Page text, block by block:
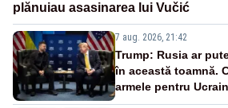
plănuiau asasinarea lui Vučić
7 aug. 2026, 21:42
Trump: Rusia ar
în această toamnă.
armele pentru